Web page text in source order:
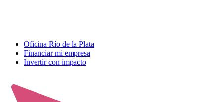
Oficina Río de la Plata
Financiar mi empresa
Invertir con impacto